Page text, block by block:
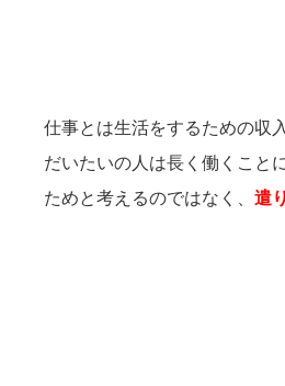
仕事とは生活をするための収
だいたいの人は長く働くこと
ためと考えるのではなく、 遣